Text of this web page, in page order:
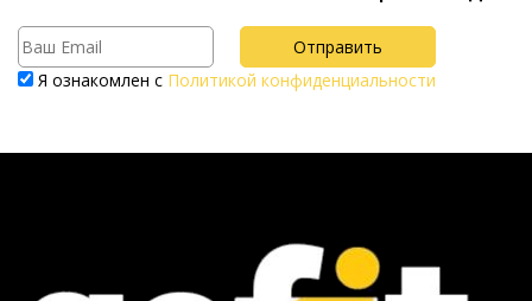
Я ознакомлен с Политикой конфиденциальности